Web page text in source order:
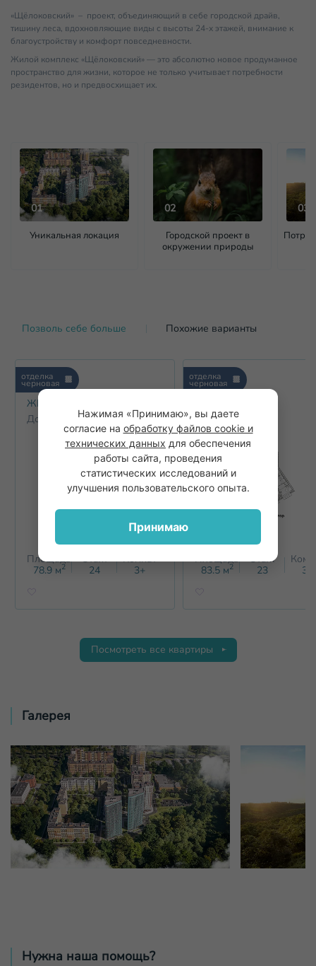
«Щёлоковский» – проект, объединяющий в себе городской драйв,
тишину леса, вдохновляющие виды с высоты 24-х этажей, внимание к
благоустройству и комфорт повседневности.
Жилой комплекс «Щёлоковский» — это абсолютно новое продуманное
пространство для жизни, которое не только учитывает потребности
резидентов, но и предвосхищает их.
01
Уникальная локация
02
Городской проект в
окружении природы
03
Позволь себе больше Похожие варианты
отделка
черновая
ЖК Щёлоковский
Дом 1
Площадь
78.9м2
Этаж
24
Комнат
3+
отделка
черновая
Дом 1
Площадь
83.5м2
Этаж
23
3+
Посмотреть все квартиры
Галерея
Нужна наша помощь?
Нажимая «Принимаю», вы даете
согласие на обработку файлов cookie и
технических данных для обеспечения
работы сайта, проведения
статистических исследований и
улучшения пользовательского опыта.
Принимаю